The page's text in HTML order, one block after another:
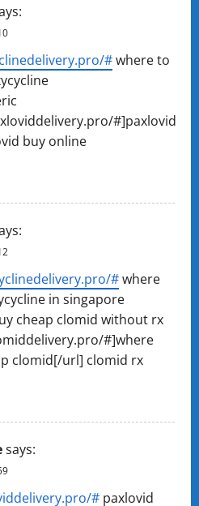
#where to
#]paxlovid
buy online
#where
in singapore
cheap clomid without rx
#]where
clomid[/url] clomid rx
says:
# paxlovid